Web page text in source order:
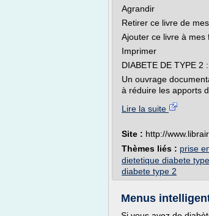
Agrandir
Retirer ce livre de
Ajouter ce livre à mes
Imprimer
DIABETE DE TYPE 2
Un ouvrage
à réduire les apports
Lire la suite
Site : http://
Thèmes liés : prise
dietetique diabete
diabete type 2
Menus